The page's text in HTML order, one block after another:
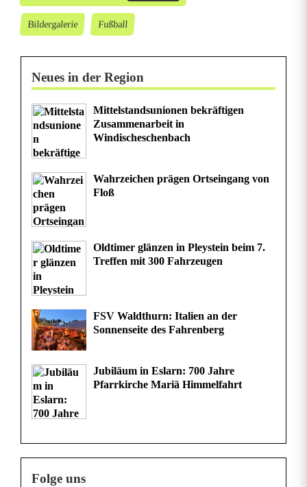
Bildergalerie Fußball
Neues in der Region
Mittelstandsunionen bekräftigen
Zusammenarbeit in
Windischeschenbach
Wahrzeichen prägen Ortseingang von
Floß
Oldtimer glänzen in Pleystein beim 7.
Treffen mit 300 Fahrzeugen
FSV Waldthurn: Italien an der
Sonnenseite des Fahrenberg
Jubiläum in Eslarn: 700 Jahre
Pfarrkirche Mariä Himmelfahrt
Folge uns